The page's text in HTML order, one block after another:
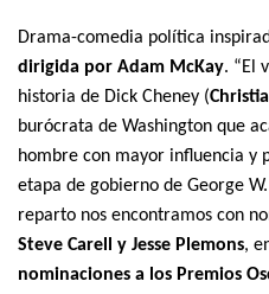
Drama-comedia política
dirigida por Adam McKay. “El
historia de Dick Cheney (
burócrata de Washington que
hombre con mayor influencia y
etapa de gobierno de George W.
reparto nos encontramos con
Steve Carell y Jesse Plemons,
nominaciones a los Premios